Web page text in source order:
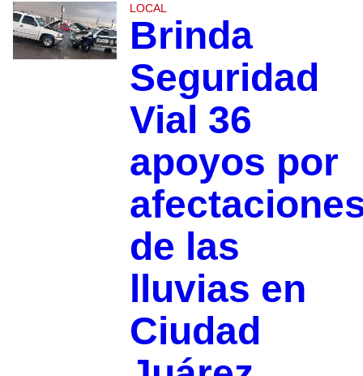
LOCAL
Brinda
Seguridad
Vial 36
apoyos por
de las
lluvias en
Ciudad